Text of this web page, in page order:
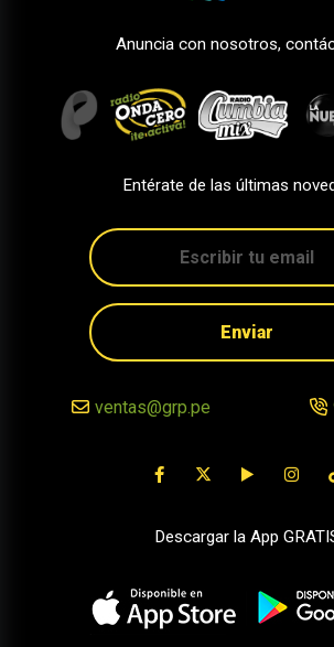
Anuncia con nosotros,
Entérate de las últimas
Enviar
ventas@grp.pe
Descargar la App